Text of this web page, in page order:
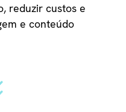
reduzir custos e
e conteúdo